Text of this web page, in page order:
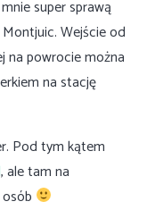
super sprawą
Wejście od
na powrocie można
na stację
Pod tym kątem
, ale tam na